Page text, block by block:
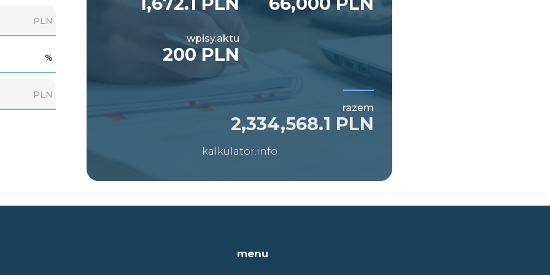
wpisy.aktu
200 PLN
razem
2,334,568.1 PLN
kalkulator.info
PLN
%
PLN
menu